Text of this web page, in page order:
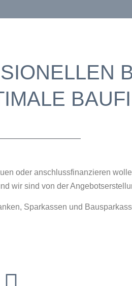
oder anschlussfinanzieren
wir sind von der
Sparkassen und